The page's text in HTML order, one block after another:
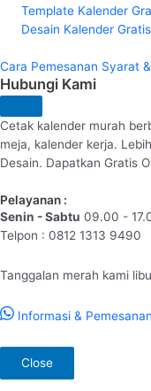
Template Kalender
Desain Kalender Gratis
Cara Pemesanan Syarat
Hubungi Kami
Cetak kalender murah
meja, kalender kerja.
Desain. Dapatkan Gratis
Pelayanan :
Senin - Sabtu 09.00 -
Telpon : 0812 1313 9490
Tanggalan merah kami
Informasi & Pemesanan
Close